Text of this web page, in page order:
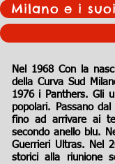
Milano e i
Nel 1968 Con la
della Curva Sud
1976 i Panthers. Gli
popolari. Passano
fino ad arrivare ai
secondo anello blu.
Guerrieri Ultras. Nel
storici alla riunione